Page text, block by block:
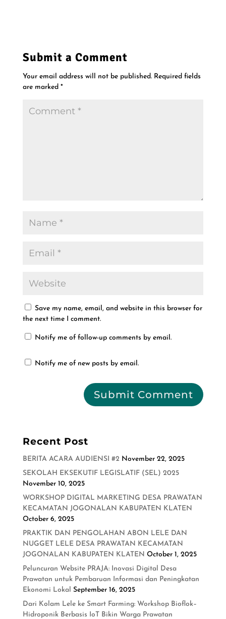
Submit a Comment
Your email address will not be published. Required fields
are marked *
Save my name, email, and website in this browser for
the next time I comment.
Notify me of follow-up comments by email.
Notify me of new posts by email.
Recent Post
BERITA ACARA AUDIENSI #2 November 22, 2025
SEKOLAH EKSEKUTIF LEGISLATIF (SEL) 2025
November 10, 2025
WORKSHOP DIGITAL MARKETING DESA PRAWATAN
KECAMATAN JOGONALAN KABUPATEN KLATEN
October 6, 2025
PRAKTIK DAN PENGOLAHAN ABON LELE DAN
NUGGET LELE DESA PRAWATAN KECAMATAN
JOGONALAN KABUPATEN KLATEN October 1, 2025
Peluncuran Website PRAJA: Inovasi Digital Desa
Prawatan untuk Pembaruan Informasi dan Peningkatan
Ekonomi Lokal September 16, 2025
Dari Kolam Lele ke Smart Farming: Workshop Bioflok–
Hidroponik Berbasis IoT Bikin Warga Prawatan